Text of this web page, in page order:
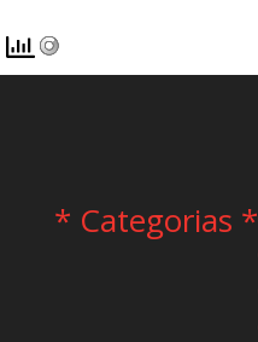
* Categorias *